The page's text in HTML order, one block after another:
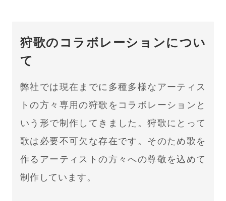
狩歌のコラボレーションについ
て
弊社では現在までに多種多様なアーティス
トの方々専用の狩歌をコラボレーションと
いう形で制作してきました。狩歌にとって
歌は必要不可欠な存在です。そのため歌を
作るアーティストの方々への尊敬を込めて
制作しています。